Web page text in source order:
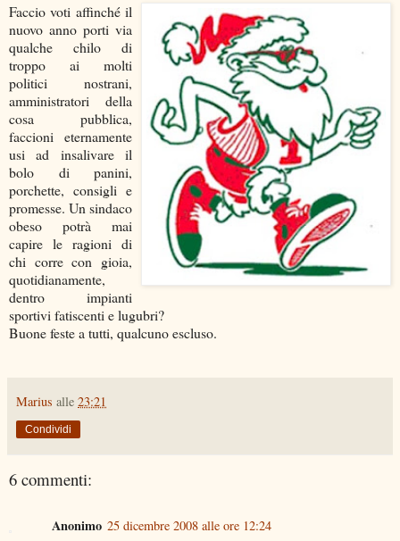
Faccio voti affinché il
nuovo anno porti via
qualche chilo di
troppo ai molti
politici nostrani,
amministratori della
cosa pubblica,
faccioni eternamente
usi ad insalivare il
bolo di panini,
porchette, consigli e
promesse. Un sindaco
obeso potrà mai
capire le ragioni di
chi corre con gioia,
quotidianamente,
dentro impianti
sportivi fatiscenti e lugubri?
Buone feste a tutti, qualcuno escluso.
Marius alle 23:21
Condividi
6 commenti:
Anonimo 25 dicembre 2008 alle ore 12:24